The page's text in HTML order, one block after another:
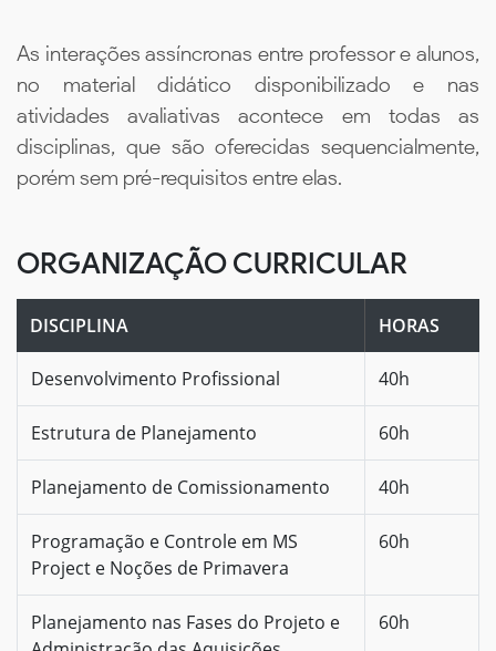
As interações assíncronas entre professor e alunos,
no material didático disponibilizado e nas
atividades avaliativas acontece em todas as
disciplinas, que são oferecidas sequencialmente,
porém sem pré-requisitos entre elas.
ORGANIZAÇÃO CURRICULAR
DISCIPLINA HORAS
Desenvolvimento Profissional 40h
Estrutura de Planejamento 60h
Planejamento de Comissionamento 40h
Programação e Controle em MS
Project e Noções de Primavera
60h
Planejamento nas Fases do Projeto e
60h